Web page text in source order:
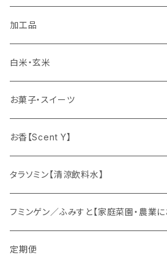
加工品
ゆず姫シリーズ
各種パウダー
ドリンクの素
健康茶
オリジナルスパイス
白米・玄米
お菓子・スイーツ
お香【Scent Y】
タラソミン【清涼飲料水】
フミンゲン／ふみすと【家庭菜園・農業に
定期便